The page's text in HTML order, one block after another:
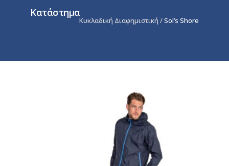
Κατάστημα
Κυκλαδική Διαφημιστική /Sol’s Shore